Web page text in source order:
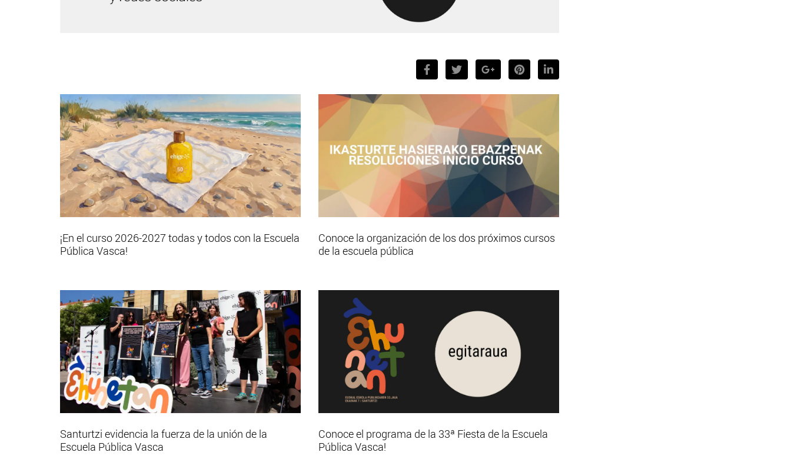
¡En el curso 2026-2027 todas y todos con la Escuela
Pública Vasca!
Conoce la organización de los dos próximos cursos
de la escuela pública
Santurtzi evidencia la fuerza de la unión de la
Escuela Pública Vasca
Conoce el programa de la 33ª Fiesta de la Escuela
Pública Vasca!